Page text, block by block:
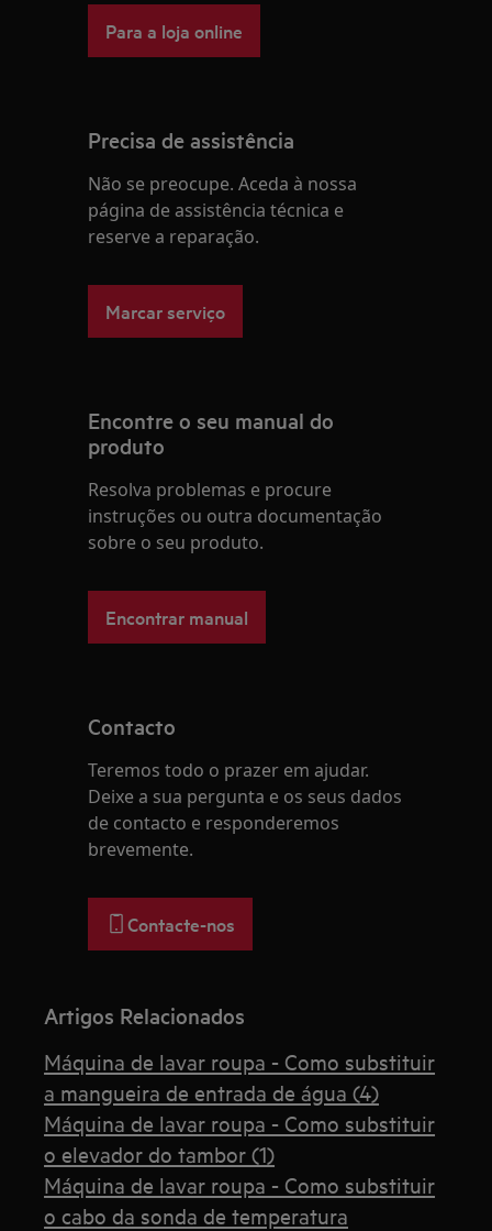
Para a loja online
Precisa de assistência
Não se preocupe. Aceda à nossa
página de assistência técnica e
reserve a reparação.
Marcar serviço
Encontre o seu manual do
produto
Resolva problemas e procure
instruções ou outra documentação
sobre o seu produto.
Encontrar manual
Contacto
Teremos todo o prazer em ajudar.
Deixe a sua pergunta e os seus dados
de contacto e responderemos
brevemente.
Contacte-nos
Artigos Relacionados
Máquina de lavar roupa - Como substituir
a mangueira de entrada de água (4)
Máquina de lavar roupa - Como substituir
o elevador do tambor (1)
Máquina de lavar roupa - Como substituir
o cabo da sonda de temperatura